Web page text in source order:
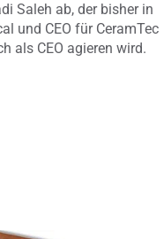
Saleh ab, der bisher in
und CEO für CeramTec
als CEO agieren wird.